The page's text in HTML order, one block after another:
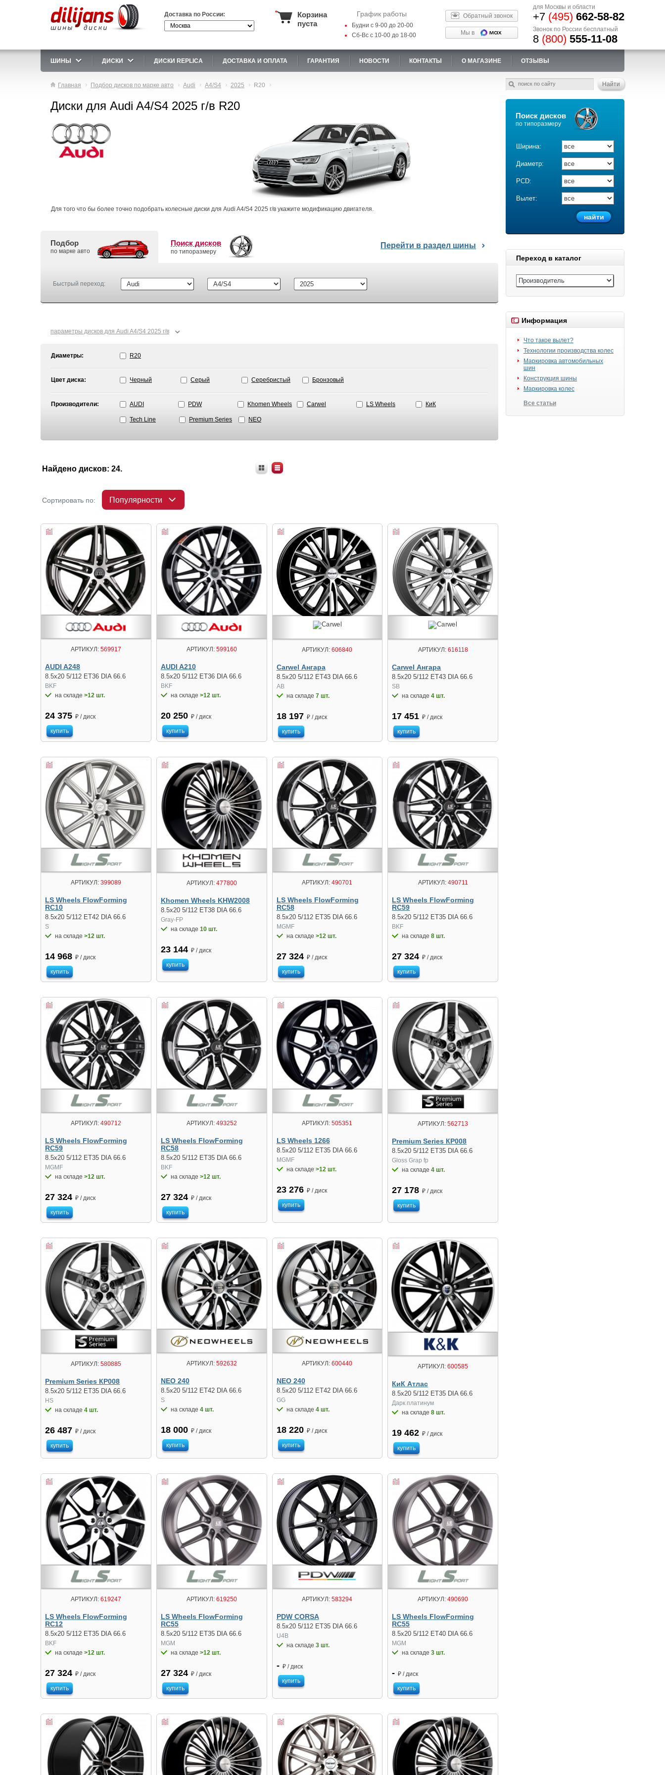
Доставка по России:
Корзина
пуста
График работы
Будни с 9-00 до 20-00
Сб-Вс с 10-00 до 18-00
Обратный звонок
Мы в
для Москвы и области
+7 (495) 662-58-82
Звонок по России бесплатный
8 (800) 555-11-08
ШИНЫ ДИСКИ ДИСКИ REPLICA ДОСТАВКА И ОПЛАТА ГАРАНТИЯ НОВОСТИ КОНТАКТЫ О МАГАЗИНЕ ОТЗЫВЫ
Главная Подбор дисков по марке авто Audi A4/S4 2025 R20
Поиск дисков
по типоразмеру
Ширина:
Диаметр:
PCD:
Вылет:
Переход в каталог
Информация
Что такое вылет?
Технологии производства колес
Маркировка автомобильных
шин
Конструкция шины
Маркировка колес
Все статьи
Диски для Audi A4/S4 2025 г/в R20
Для того что бы более точно подобрать колесные диски для Audi A4/S4 2025 г/в укажите модификацию двигателя.
Перейти в раздел шины
Подбор
по марке авто
Поиск дисков
по типоразмеру
Быстрый переход:
параметры дисков для Audi A4/S4 2025 г/в ⌄
Диаметры: R20
Цвет диска: Черный Серый Серебристый Бронзовый
Производители: AUDI PDW Khomen Wheels Carwel LS Wheels КиК
Tech Line Premium Series NEO
Найдено дисков: 24.
Сортировать по: Популярности
АРТИКУЛ:569917
AUDI A248
8.5x20 5/112 ET36 DIA 66.6
BKF
на складе >12 шт.
24 375 ₽ / диск
купить
АРТИКУЛ:599160
AUDI A210
8.5x20 5/112 ET36 DIA 66.6
BKF
на складе >12 шт.
20 250 ₽ / диск
купить
АРТИКУЛ: 606840
Carwel Ангара
8.5x20 5/112 ET43 DIA 66.6
AB
на складе 7 шт.
18 197 ₽ / диск
купить
АРТИКУЛ:616118
Carwel Ангара
8.5x20 5/112 ET43 DIA 66.6
SB
на складе4 шт.
17 451 ₽ / диск
купить
АРТИКУЛ:399089
LS Wheels FlowForming
RC10
8.5x20 5/112 ET42 DIA 66.6
S
на складе >12 шт.
14 968 ₽ / диск
купить
АРТИКУЛ:477800
Khomen Wheels KHW2008
8.5x20 5/112 ET38 DIA 66.6
Gray-FP
на складе 10 шт.
23 144 ₽ / диск
купить
АРТИКУЛ: 490701
LS Wheels FlowForming
RC58
8.5x20 5/112 ET35 DIA 66.6
MGMF
на складе >12 шт.
27 324 ₽ / диск
купить
АРТИКУЛ:490711
LS Wheels FlowForming
RC59
8.5x20 5/112 ET35 DIA 66.6
BKF
на складе8 шт.
27 324 ₽ / диск
купить
АРТИКУЛ:490712
LS Wheels FlowForming
RC59
8.5x20 5/112 ET35 DIA 66.6
MGMF
на складе >12 шт.
27 324 ₽ / диск
купить
АРТИКУЛ:493252
LS Wheels FlowForming
RC58
8.5x20 5/112 ET35 DIA 66.6
BKF
на складе >12 шт.
27 324 ₽ / диск
купить
АРТИКУЛ: 505351
LS Wheels 1266
8.5x20 5/112 ET35 DIA 66.6
MGMF
на складе >12 шт.
23 276 ₽ / диск
купить
АРТИКУЛ: 562713
Premium Series КР008
8.5x20 5/112 ET35 DIA 66.6
Gloss Grap fp
на складе4 шт.
27 178 ₽ / диск
купить
АРТИКУЛ:580885
Premium Series КР008
8.5x20 5/112 ET35 DIA 66.6
HS
на складе 4 шт.
26 487 ₽ / диск
купить
АРТИКУЛ:592632
NEO 240
8.5x20 5/112 ET42 DIA 66.6
S
на складе 4 шт.
18 000 ₽ / диск
купить
АРТИКУЛ: 600440
NEO 240
8.5x20 5/112 ET42 DIA 66.6
GG
на складе 4 шт.
18 220 ₽ / диск
купить
АРТИКУЛ: 600585
КиК Атлас
8.5x20 5/112 ET35 DIA 66.6
Дарк платинум
на складе8 шт.
19 462 ₽ / диск
купить
АРТИКУЛ:619247
LS Wheels FlowForming
RC12
8.5x20 5/112 ET35 DIA 66.6
BKF
на складе >12 шт.
27 324 ₽ / диск
купить
АРТИКУЛ:619250
LS Wheels FlowForming
RC55
8.5x20 5/112 ET35 DIA 66.6
MGM
на складе >12 шт.
27 324 ₽ / диск
купить
АРТИКУЛ: 583294
PDW CORSA
8.5x20 5/112 ET35 DIA 66.6
U4B
на складе 3 шт.
- ₽ / диск
купить
АРТИКУЛ: 490690
LS Wheels FlowForming
RC55
8.5x20 5/112 ET40 DIA 66.6
MGM
на складе3 шт.
- ₽ / диск
купить